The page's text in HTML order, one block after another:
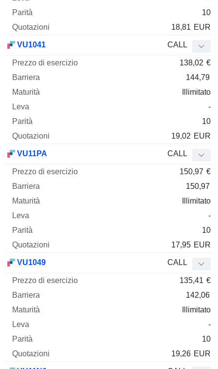
10
18,81 EUR
VU1041 CALL
138,02 €
144,79
Illimitato
-
10
19,02 EUR
VU11PA CALL
150,97 €
150,97
Illimitato
-
10
17,95 EUR
VU1049 CALL
135,41 €
142,06
Illimitato
-
10
19,26 EUR